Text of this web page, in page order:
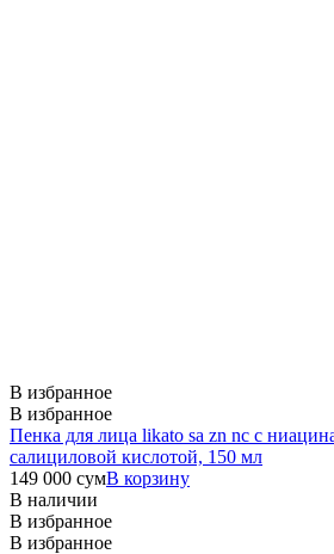
В избранное
В избранное
Пенка для лица likato sa zn nc с
салициловой кислотой, 150 мл
149 000 сумВ корзину
В наличии
В избранное
В избранное